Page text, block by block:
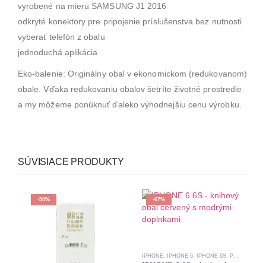
vyrobené na mieru SAMSUNG J1 2016
odkryté konektory pre pripojenie príslušenstva bez nutnosti
vyberať telefón z obalu
jednoduchá aplikácia
Eko-balenie: Originálny obal v ekonomickom (redukovanom)
obale. Vďaka redukovaniu obalov šetríte životné prostredie
a my môžeme ponúknuť ďaleko výhodnejšiu cenu výrobku.
SÚVISIACE PRODUKTY
-50% -67%
IPHONE IPHONE 6 IPHONE 6S PRE MOBIL